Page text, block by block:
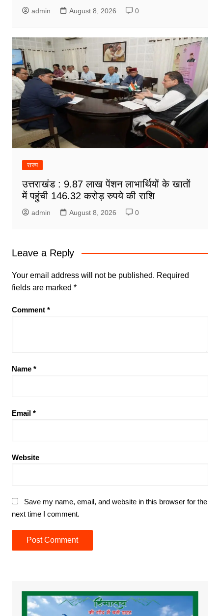
admin August 8, 2026 0
राज्य
उत्तराखंड : 9.87 लाख पेंशन लाभार्थियों के खातों
में पहुंची 146.32 करोड़ रुपये की राशि
admin August 8, 2026 0
Leave a Reply
Your email address will not be published. Required
fields are marked *
Comment *
Name *
Email *
Website
Save my name, email, and website in this browser for the
next time I comment.